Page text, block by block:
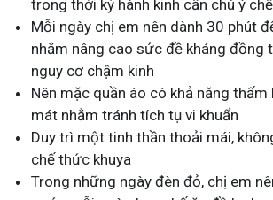
trong thời kỳ hành kinh cần chú ý
Mỗi ngày chị em nên dành 30 phút
nhằm nâng cao sức đề kháng đồng
nguy cơ chậm kinh
Nên mặc quần áo có khả năng
mát nhằm tránh tích tụ vi khuẩn
Duy trì một tinh thần thoải mái,
chế thức khuya
Trong những ngày đèn đỏ, chị em